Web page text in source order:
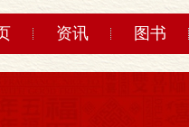
资讯 图书